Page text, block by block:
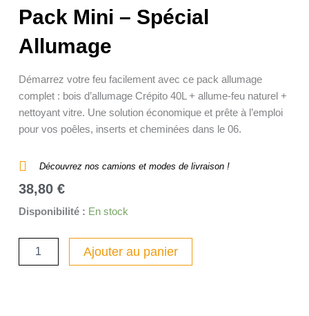
Pack Mini – Spécial
Allumage
Démarrez votre feu facilement avec ce pack allumage
complet : bois d’allumage Crépito 40L + allume-feu naturel +
nettoyant vitre. Une solution économique et prête à l’emploi
pour vos poêles, inserts et cheminées dans le 06.
Découvrez nos camions et modes de livraison !
38,80 €
Disponibilité : En stock
quantité
Pack
-
Ajouter au panier